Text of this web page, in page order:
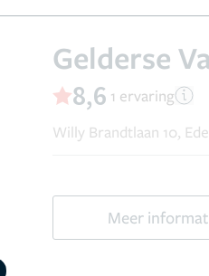
Gelderse
8,6 1 ervaring
Willy Brandtlaan 10, Ede
Meer